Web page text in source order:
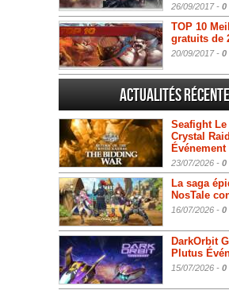
26/09/2017 - 0
TOP 10
gratuits de
20/09/2017 - 0
Actualités
Seafight
Crystal
Événement
23/07/2026 - 0
La saga
NosTale
16/07/2026 - 0
DarkOrbit
Plutus
15/07/2026 - 0